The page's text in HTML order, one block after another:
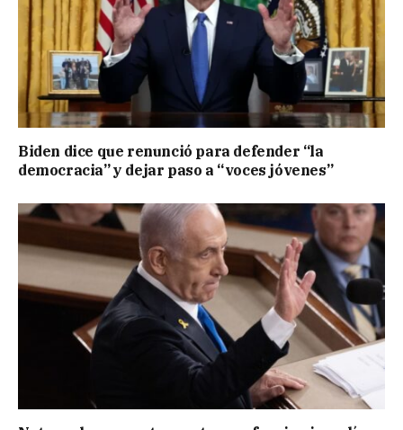
Biden dice que renunció para defender “la
democracia” y dejar paso a “voces jóvenes”